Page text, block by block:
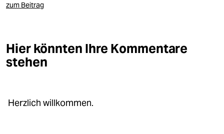
zum Beitrag
Hier könnten Ihre Kommentare
stehen
Herzlich willkommen.